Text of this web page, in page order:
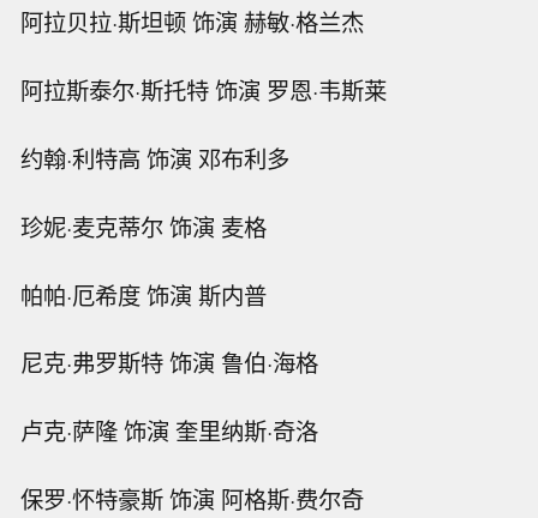
阿拉贝拉·斯坦顿 饰演 赫敏·格兰杰
阿拉斯泰尔·斯托特 饰演 罗恩·韦斯莱
约翰·利特高 饰演 邓布利多
珍妮·麦克蒂尔 饰演 麦格
帕帕·厄希度 饰演 斯内普
尼克·弗罗斯特 饰演 鲁伯·海格
卢克·萨隆 饰演 奎里纳斯·奇洛
保罗·怀特豪斯 饰演 阿格斯·费尔奇